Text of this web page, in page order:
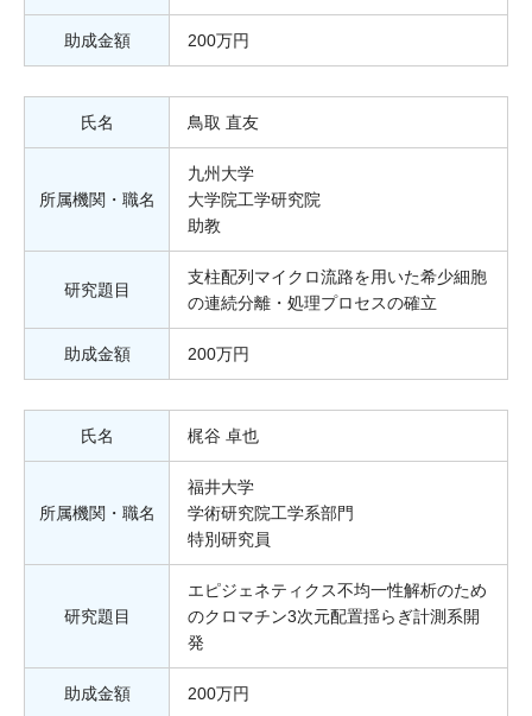
助成金額 200万円
氏名 鳥取 直友
所属機関・職名
九州大学
大学院工学研究院
助教
研究題目
支柱配列マイクロ流路を用いた希少細胞
の連続分離・処理プロセスの確立
助成金額 200万円
氏名 梶谷 卓也
所属機関・職名
福井大学
学術研究院工学系部門
特別研究員
研究題目
エピジェネティクス不均一性解析のため
のクロマチン3次元配置揺らぎ計測系開
発
助成金額 200万円